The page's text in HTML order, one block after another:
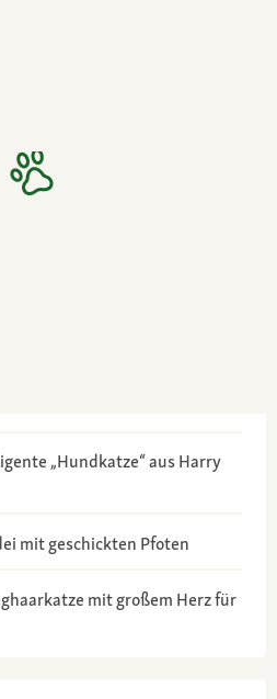
„Hundkatze“ aus Harry
mit geschickten Pfoten
mit großem Herz für